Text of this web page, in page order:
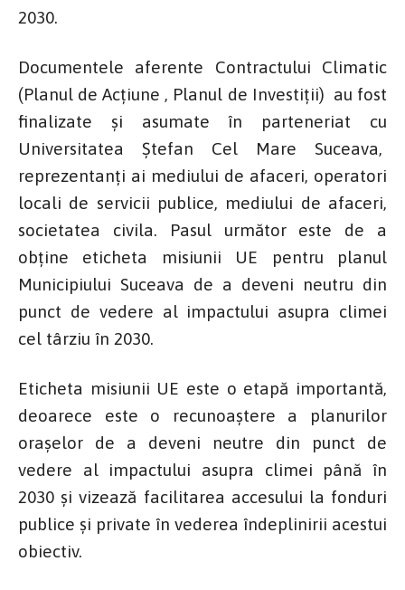
2030.
Documentele aferente Contractului Climatic
(Planul de Acțiune , Planul de Investiții) au fost
finalizate și asumate în parteneriat cu
Universitatea Ștefan Cel Mare Suceava,
reprezentanți ai mediului de afaceri, operatori
locali de servicii publice, mediului de afaceri,
societatea civila. Pasul următor este de a
obține eticheta misiunii UE pentru planul
Municipiului Suceava de a deveni neutru din
punct de vedere al impactului asupra climei
cel târziu în 2030.
Eticheta misiunii UE este o etapă importantă,
deoarece este o recunoaștere a planurilor
orașelor de a deveni neutre din punct de
vedere al impactului asupra climei până în
2030 și vizează facilitarea accesului la fonduri
publice și private în vederea îndeplinirii acestui
obiectiv.